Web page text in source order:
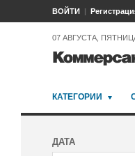
ВОЙТИ
07 АВГУСТА,
КАТЕГОРИИ
ДАТА